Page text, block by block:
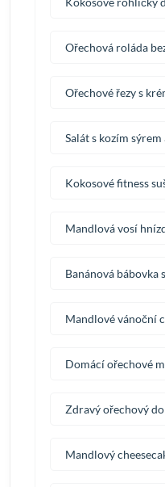
Ořechová roláda
Ořechové řezy s
Salát s kozím sýrem
Kokosové fitness
Mandlová vosí
Banánová bábovka
Mandlové vánoční
Domácí ořechové
Zdravý ořechový
Mandlový